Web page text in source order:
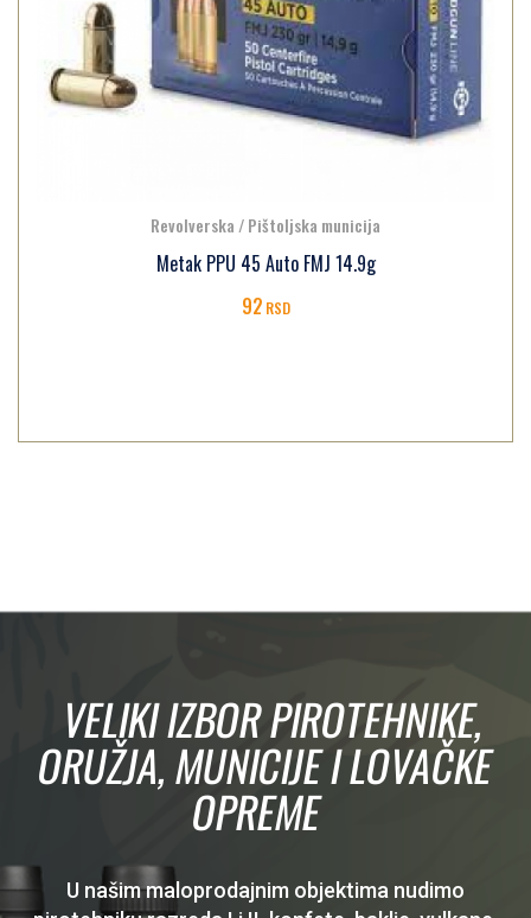
Revolverska / Pištoljska municija
Metak PPU 45 Auto FMJ 14.9g
92RSD
VELIKI IZBOR PIROTEHNIKE,
ORUŽJA, MUNICIJE I LOVAČKE
OPREME
U našim maloprodajnim objektima nudimo